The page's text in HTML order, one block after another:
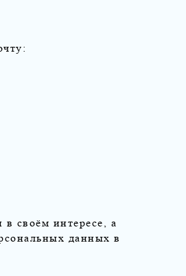
своём интересе, а
данных в